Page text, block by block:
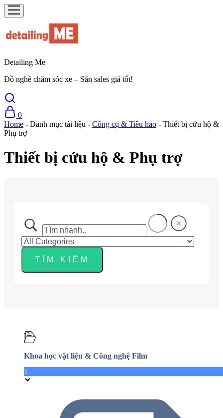
Detailing Me
Đồ nghề chăm sóc xe – Săn sales giá tốt!
0
Home - Danh mục tài liệu - Công cụ & Tiêu hao - Thiết bị cứu hộ &
Phụ trợ
Thiết bị cứu hộ & Phụ trợ
Khoa học vật liệu & Công nghệ Film
3